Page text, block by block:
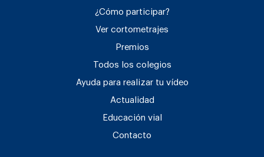
¿Cómo participar?
Ver cortometrajes
Premios
Todos los colegios
Ayuda para realizar tu vídeo
Actualidad
Educación vial
Contacto